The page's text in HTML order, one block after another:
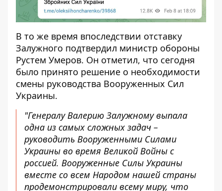
В то же время впоследствии отставку
Залужного подтвердил министр обороны
Рустем Умеров. Он отметил, что сегодня
было принято решение о необходимости
смены руководства Вооруженных Сил
Украины.
"Генералу Валерию Залужному выпала
одна из самых сложных задач –
руководить Вооруженными Силами
Украины во время Великой Войны с
россией. Вооруженные Силы Украины
вместе со всем Народом нашей страны
продемонстрировали всему миру, что